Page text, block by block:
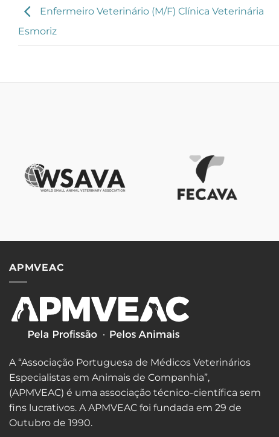
Enfermeiro Veterinário (M/F) Clínica Veterinária
Esmoriz
APMVEAC
A “Associação Portuguesa de Médicos Veterinários
Especialistas em Animais de Companhia”,
(APMVEAC) é uma associação técnico-científica sem
fins lucrativos. A APMVEAC foi fundada em 29 de
Outubro de 1990.